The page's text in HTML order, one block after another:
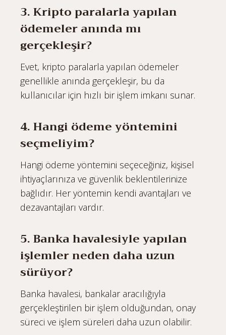
3. Kripto paralarla yapılan
ödemeler anında mı
gerçekleşir?
Evet, kripto paralarla yapılan ödemeler
genellikle anında gerçekleşir, bu da
kullanıcılar için hızlı bir işlem imkanı sunar.
4. Hangi ödeme yöntemini
seçmeliyim?
Hangi ödeme yöntemini seçeceğiniz, kişisel
ihtiyaçlarınıza ve güvenlik beklentilerinize
bağlıdır. Her yöntemin kendi avantajları ve
dezavantajları vardır.
5. Banka havalesiyle yapılan
işlemler neden daha uzun
sürüyor?
Banka havalesi, bankalar aracılığıyla
gerçekleştirilen bir işlem olduğundan, onay
süreci ve işlem süreleri daha uzun olabilir.